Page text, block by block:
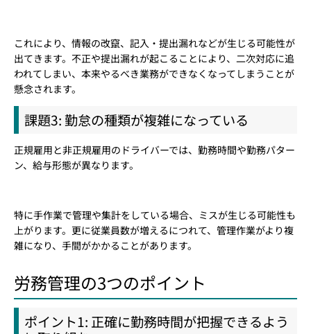
これにより、情報の改竄、記入・提出漏れなどが生じる可能性が
出てきます。不正や提出漏れが起こることにより、二次対応に追
われてしまい、本来やるべき業務ができなくなってしまうことが
懸念されます。
課題3: 勤怠の種類が複雑になっている
正規雇用と非正規雇用のドライバーでは、勤務時間や勤務パター
ン、給与形態が異なります。
特に手作業で管理や集計をしている場合、ミスが生じる可能性も
上がります。更に従業員数が増えるにつれて、管理作業がより複
雑になり、手間がかかることがあります。
労務管理の3つのポイント
ポイント1: 正確に勤務時間が把握できるよう